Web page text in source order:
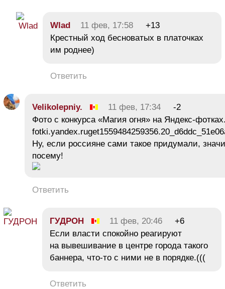
Wlad 11 фев, 17:58
+13
Крестный ход бесноватых в платочках
им роднее)
Ответить
Velikolepniy. 11 фев, 17:34
-2
Фото с конкурса «Магия огня» на Яндекс-
Ну, если россияне сами такое придумали,
посему!
Ответить
ГУДРОН 11 фев, 20:46
+6
Если власти спокойно реагируют
на вывешивание в центре города такого
баннера, что-то с ними не в порядке.(((
Ответить